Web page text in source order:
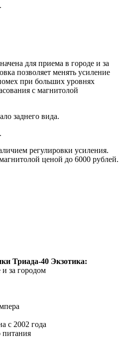
для приема в городе и за
позволяет менять усиление
при больших уровнях
с магнитолой
заднего вида.
регулировки усиления.
ценой до 6000 рублей.
Триада-40 Экзотика:
за городом
с 2002 года